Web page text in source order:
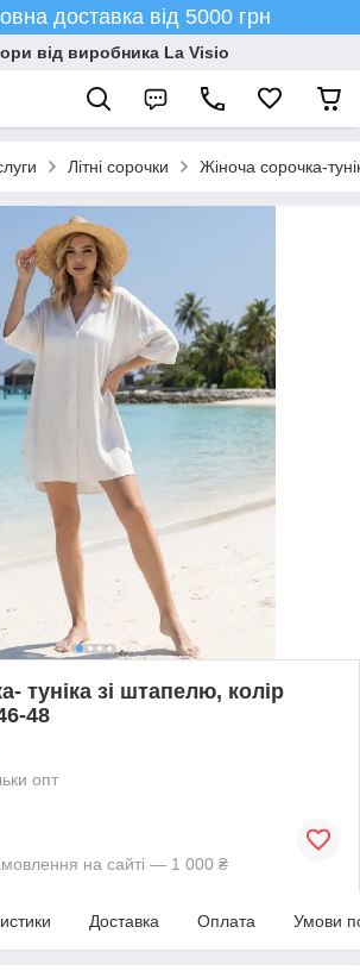
доставка від 5000 грн
від виробника La Visio
Літні сорочки Жіноча сорочка-
туніка зі штапелю, колір
48
опт
на сайті — 1 000 ₴
Доставка Оплата Умови